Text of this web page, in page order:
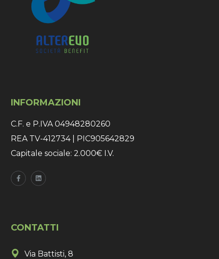
INFORMAZIONI
C.F. e P.IVA 04948280260
REA TV-412734 | PIC905642829
Capitale sociale: 2.000€ I.V.
CONTATTI
Via Battisti, 8